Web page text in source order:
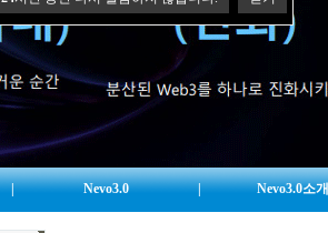
| Nevo3.0 | Nevo3.0소개